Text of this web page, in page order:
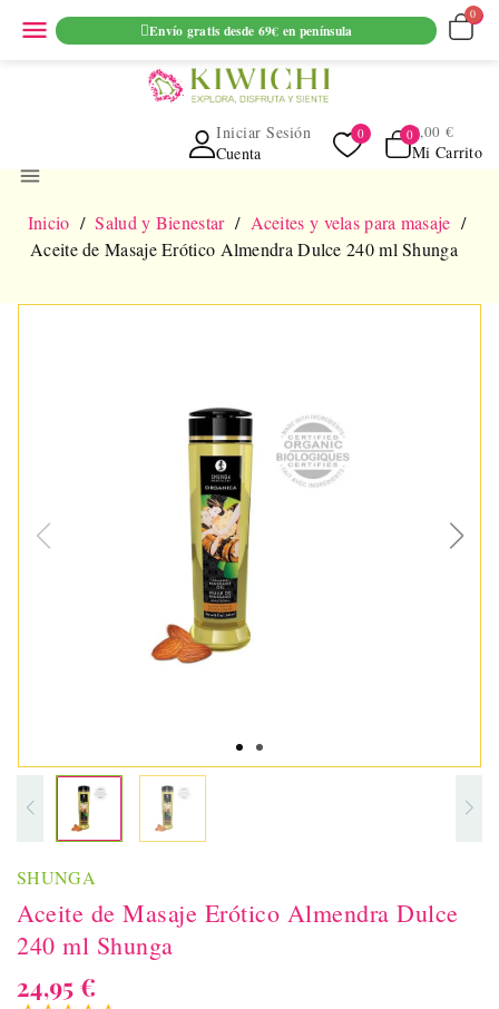
ENVIO GRATUITO EN PEDIDOS SUPERIORES A 69€ EN
PENINSULA
Cuenta
Iniciar Sesión
Mi Carrito
0,00 €
menu
Inicio Salud y Bienestar
Aceites y velas para masaje
Aceite de Masaje Erótico Almendra Dulce 240 ml Shunga
SHUNGA
Aceite de Masaje Erótico Almendra Dulce
240 ml Shunga
24,95 €
menu Envío gratis desde 69€ en península